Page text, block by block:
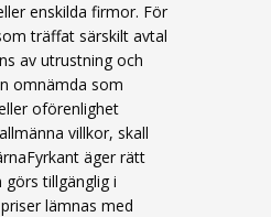
enskilda firmor. För
träffat särskilt avtal
av utrustning och
omnämda som
oförenlighet
villkor, skall
äger rätt
tillgänglig i
lämnas med